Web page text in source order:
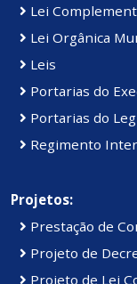
Lei
Lei Orgânica
Leis
Portarias do
Portarias do
Regimento
Projetos:
Prestação de
Projeto de
Projeto de Lei